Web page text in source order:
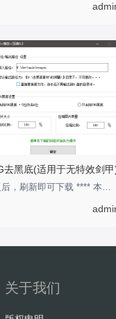
去黑底(适用于无特效剑甲
回复后，刷新即可下载 **** 本内容被作者隐藏 ****
关于我们